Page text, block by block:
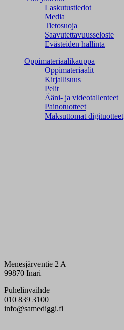
Laskutustiedot
Media
Tietosuoja
Saavutettavuusseloste
Evästeiden hallinta
Oppimateriaalikauppa
Oppimateriaalit
Kirjallisuus
Pelit
Ääni- ja videotallenteet
Painotuotteet
Maksuttomat digituotteet
Menesjärventie 2 A
99870 Inari
Puhelinvaihde
010 839 3100
info@samediggi.fi